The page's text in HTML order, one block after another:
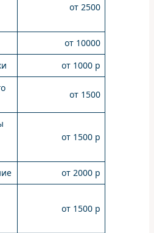
от 2500
от 10000
от 1000 р
от 1500
от 1500 р
от 2000 р
от 1500 р